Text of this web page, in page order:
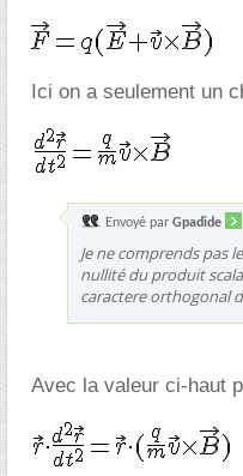
Ici on a seulement un
Envoyé par Gpadide
Je ne comprends pas
nullité du produit
caractere orthogonal
Avec la valeur ci-haut